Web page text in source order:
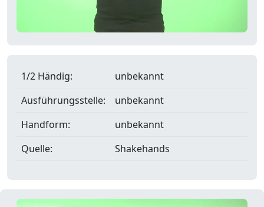
1/2 Händig:
unbekannt
Ausführungsstelle:
unbekannt
Handform:
unbekannt
Quelle:
Shakehands